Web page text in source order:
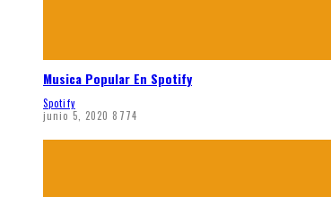
Musica Popular En Spotify
Spotify
junio 5, 2020 8774